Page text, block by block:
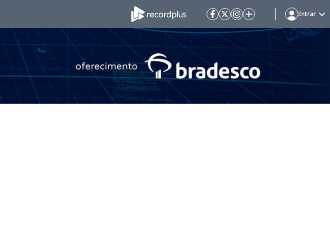
Entrar